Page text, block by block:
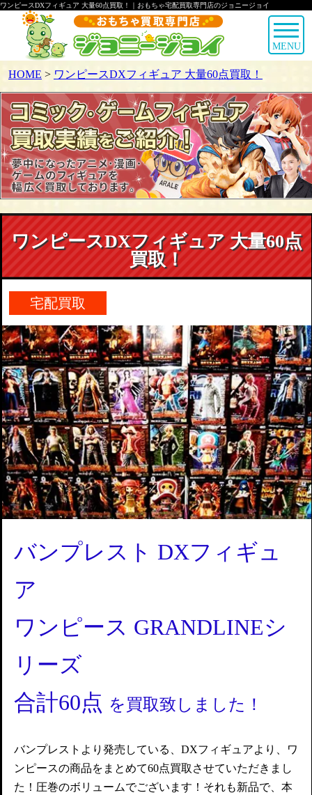
ワンピースDXフィギュア 大量60点買取！｜おもちゃ宅配買取専門店のジョニージョイ
MENU
HOME > ワンピースDXフィギュア 大量60点買取！
ワンピースDXフィギュア 大量60点
買取！
宅配買取
バンプレスト DXフィギュ
ア
ワンピース GRANDLINEシ
リーズ
合計60点 を買取致しました！
バンプレストより発売している、DXフィギュアより、ワ
ンピースの商品をまとめて60点買取させていただきまし
た！圧巻のボリュームでございます！それも新品で、本